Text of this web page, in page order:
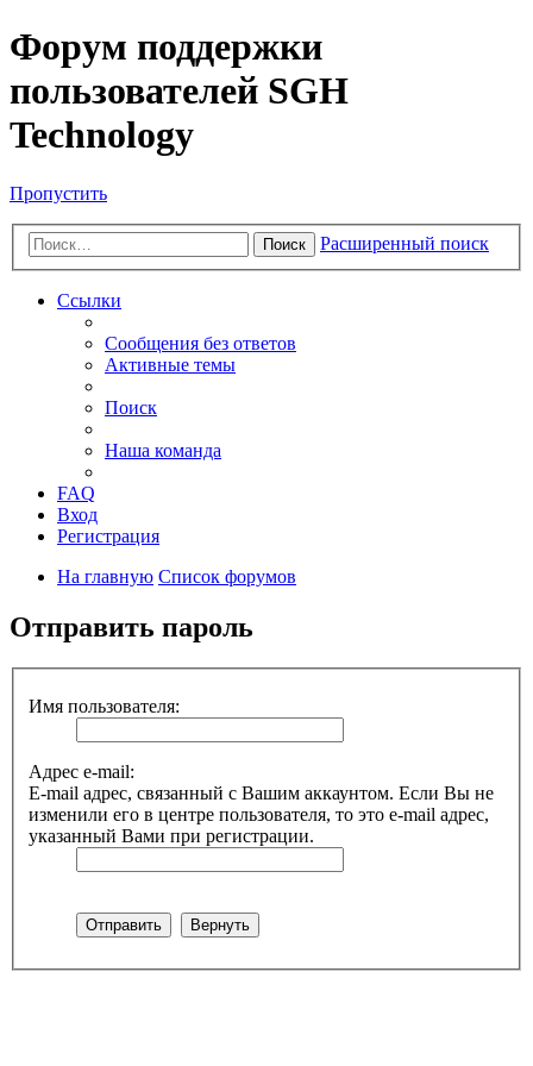
Форум поддержки
пользователей SGH
Technology
Пропустить
Поиск Расширенный поиск
Ссылки
Сообщения без ответов
Активные темы
Поиск
Наша команда
FAQ
Вход
Регистрация
На главную Список форумов
Отправить пароль
Имя пользователя:
Адрес e-mail:
E-mail адрес, связанный с Вашим аккаунтом. Если Вы не
изменили его в центре пользователя, то это e-mail адрес,
указанный Вами при регистрации.